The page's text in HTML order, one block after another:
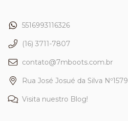
5516993116326
(16) 3711-7807
contato@7mboots.com.br
Rua José Josué da Silva Nº1579
Visita nuestro Blog!